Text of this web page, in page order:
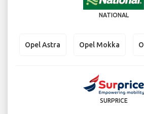
NATIONAL
Opel Astra Opel Mokka
SURPRICE